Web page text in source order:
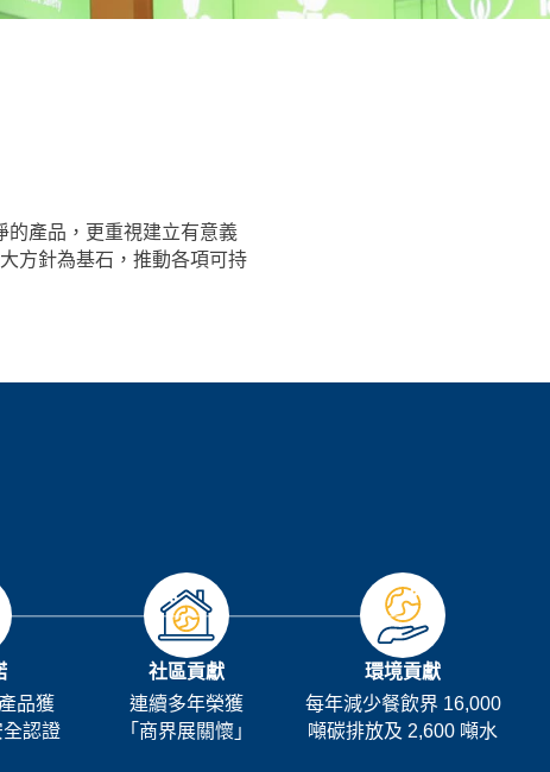
的產品，更重視建立有意義
方針為基石，推動各項可持
品獲
認證
社區貢獻
連續多年榮獲
「商界展關懷」
環境貢獻
每年減少餐飲界 16,000
噸碳排放及 2,600 噸水